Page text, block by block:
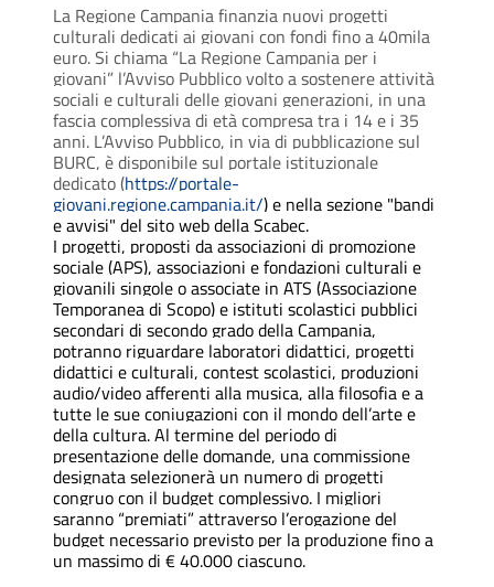
La Regione Campania finanzia nuovi progetti
culturali dedicati ai giovani con fondi fino a 40mila
euro. Si chiama “La Regione Campania per i
giovani” l’Avviso Pubblico volto a sostenere attività
sociali e culturali delle giovani generazioni, in una
fascia complessiva di età compresa tra i 14 e i 35
anni. L’Avviso Pubblico, in via di pubblicazione sul
BURC, è disponibile sul portale istituzionale
dedicato (https://portale-
giovani.regione.campania.it/) e nella sezione "bandi
e avvisi" del sito web della Scabec.
I progetti, proposti da associazioni di promozione
sociale (APS), associazioni e fondazioni culturali e
giovanili singole o associate in ATS (Associazione
Temporanea di Scopo) e istituti scolastici pubblici
secondari di secondo grado della Campania,
potranno riguardare laboratori didattici, progetti
didattici e culturali, contest scolastici, produzioni
audio/video afferenti alla musica, alla filosofia e a
tutte le sue coniugazioni con il mondo dell’arte e
della cultura. Al termine del periodo di
presentazione delle domande, una commissione
designata selezionerà un numero di progetti
congruo con il budget complessivo. I migliori
saranno “premiati” attraverso l’erogazione del
budget necessario previsto per la produzione fino a
un massimo di € 40.000 ciascuno.